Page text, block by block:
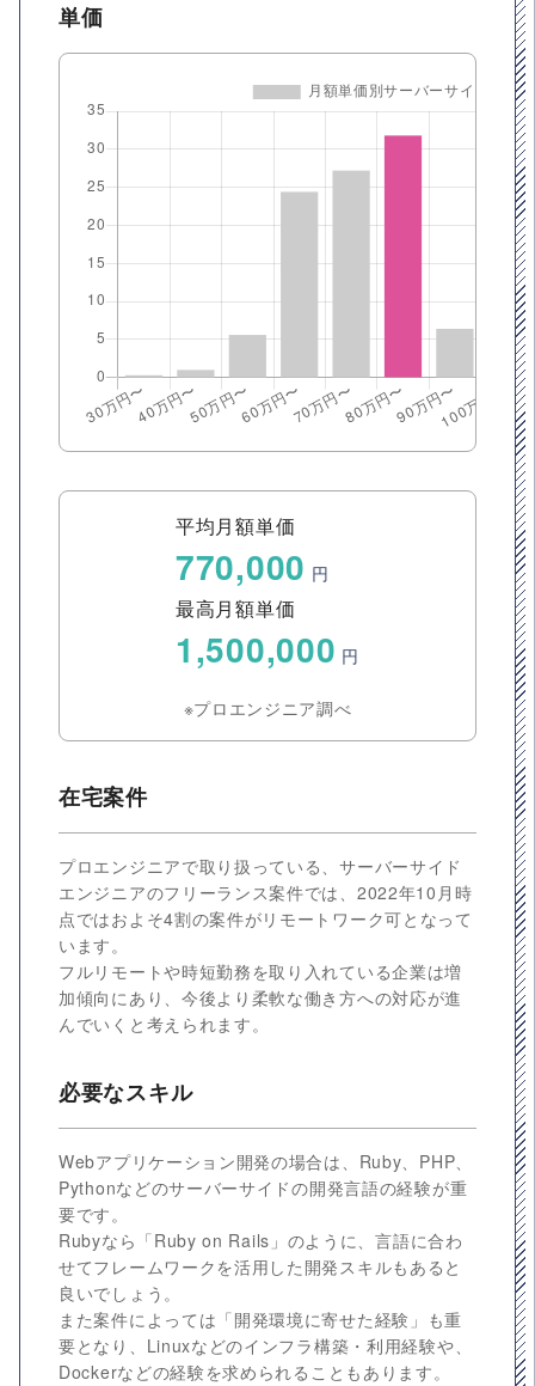
単価
平均月額単価
770,000 円
最高月額単価
1,500,000 円
※プロエンジニア調べ
在宅案件
プロエンジニアで取り扱っている、サーバーサイド
エンジニアのフリーランス案件では、2022年10月時
点ではおよそ4割の案件がリモートワーク可となって
います。
フルリモートや時短勤務を取り入れている企業は増
加傾向にあり、今後より柔軟な働き方への対応が進
んでいくと考えられます。
必要なスキル
Webアプリケーション開発の場合は、Ruby、PHP、
Pythonなどのサーバーサイドの開発言語の経験が重
要です。
Rubyなら「Ruby on Rails」のように、言語に合わ
せてフレームワークを活用した開発スキルもあると
良いでしょう。
また案件によっては「開発環境に寄せた経験」も重
要となり、Linuxなどのインフラ構築・利用経験や、
Dockerなどの経験を求められることもあります。